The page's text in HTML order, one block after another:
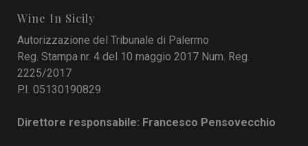
Wine In Sicily
Autorizzazione del Tribunale di Palermo
Reg. Stampa nr. 4 del 10 maggio 2017 Num. Reg.
2225/2017
P.I. 05130190829
Direttore responsabile: Francesco Pensovecchio